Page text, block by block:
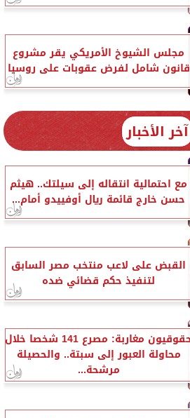
مجلس الشيوخ الأمريكي يقر مشروع
قانون شامل لفرض عقوبات على روسيا
آخر الأخبار
مع احتمالية انتقاله إلى سيلتك.. هيثم
حسن خارج قائمة ريال أوفييدو أمام...
القبض على لاعب منتخب مصر السابق
لتنفيذ حكم قضائي ضده
حقوقيون مغاربة: مصرع 141 شخصا خلال
محاولة العبور إلى سبتة.. والحصيلة
مرشحة...